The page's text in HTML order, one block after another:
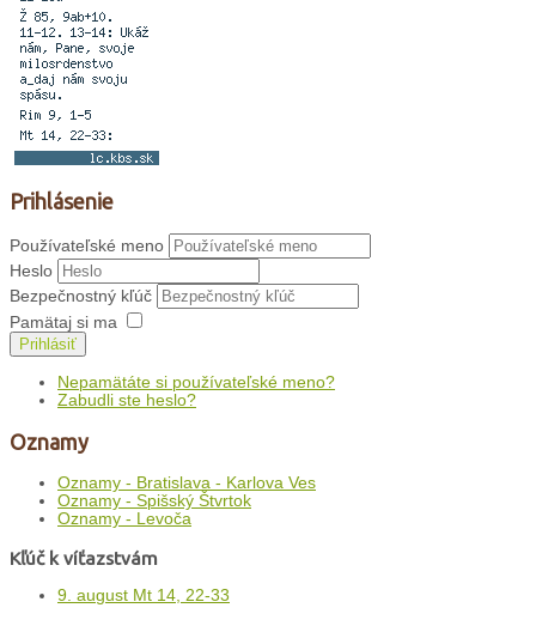
Prihlásenie
Používateľské meno
Heslo
Bezpečnostný kľúč
Pamätaj si ma
Prihlásiť
Nepamätáte si používateľské meno?
Zabudli ste heslo?
Oznamy
Oznamy - Bratislava - Karlova Ves
Oznamy - Spišský Štvrtok
Oznamy - Levoča
Kľúč k víťazstvám
9. august Mt 14, 22-33